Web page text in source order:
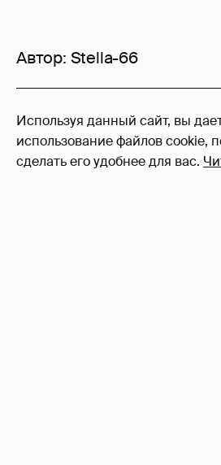
Используя данный сайт, вы
использование файлов cookie,
сделать его удобнее для вас.
Автор: Stella-66
36
Войдите в аккаунт, чтобы
оставлять комментарии